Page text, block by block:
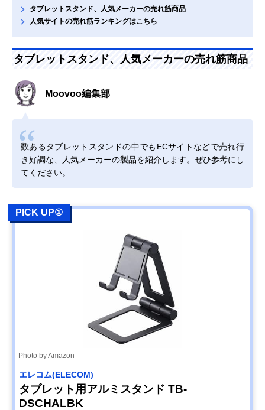
タブレットスタンド、人気メーカーの売れ筋商品
人気サイトの売れ筋ランキングはこちら
タブレットスタンド、人気メーカーの売れ筋商品
Moovoo編集部
数あるタブレットスタンドの中でもECサイトなどで売れ行
き好調な、人気メーカーの製品を紹介します。ぜひ参考にし
てください。
PICK UP①
Photo by Amazon
エレコム(ELECOM)
タブレット用アルミスタンド TB-
DSCHALBK